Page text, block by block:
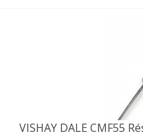
VISHAY DALE CMF55